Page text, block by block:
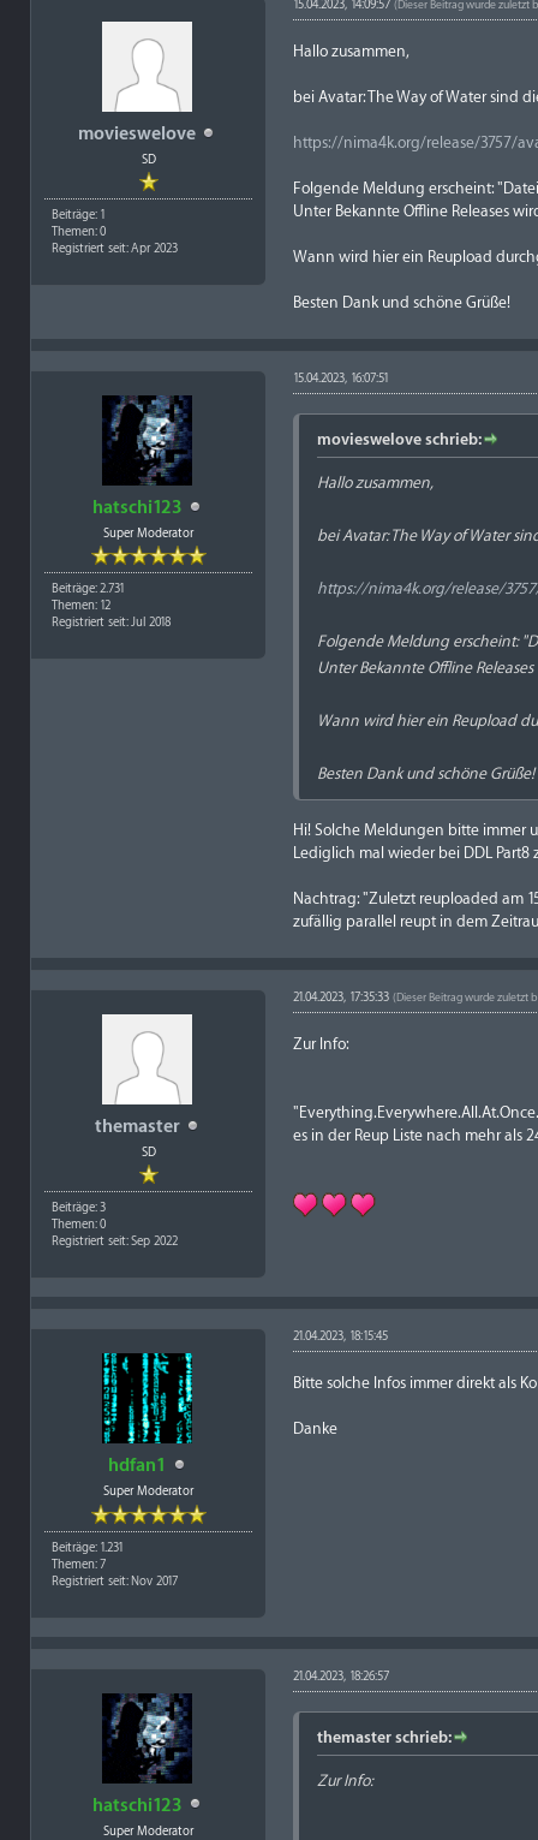
movieswelove
SD
Beiträge: 1
Themen: 0
Registriert seit: Apr 2023
15.04.2023, 14:09:57(Dieser Beitrag wurde zuletzt
Hallo zusammen,
bei Avatar: The Way of Water sind
https://nima4k.org/release/3757/
Folgende Meldung erscheint:
Unter Bekannte Offline Releases
Wann wird hier ein Reupload
Besten Dank und schöne Grüße!
hatschi123
Super Moderator
Beiträge: 2.731
Themen: 12
Registriert seit: Jul 2018
15.04.2023, 16:07:51
movieswelove schrieb:
Hallo zusammen,
bei Avatar: The Way of Water
https://nima4k.org/release/
Folgende Meldung erscheint:
Unter Bekannte Offline
Wann wird hier ein Reupload
Besten Dank und schöne Grüße!
Hi! Solche Meldungen bitte immer
Lediglich mal wieder bei DDL
Nachtrag: "Zuletzt reuploaded am
zufällig parallel reupt in dem
themaster
SD
Beiträge: 3
Themen: 0
Registriert seit: Sep 2022
21.04.2023, 17:35:33(Dieser Beitrag wurde zuletzt
Zur Info:
es in der Reup Liste nach mehr als
hdfan1
Super Moderator
Beiträge: 1.231
Themen: 7
Registriert seit: Nov 2017
21.04.2023, 18:15:45
Bitte solche Infos immer direkt als
Danke
hatschi123
Super Moderator
21.04.2023, 18:26:57
themaster schrieb:
Zur Info: